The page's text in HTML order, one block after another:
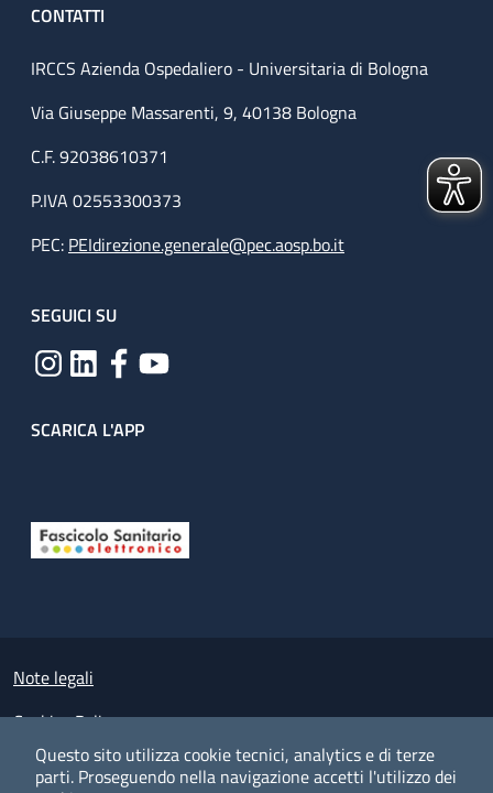
Questo sito utilizza cookie tecnici, analytics e di terze
parti. Proseguendo nella navigazione accetti l'utilizzo dei
CONTATTI
IRCCS Azienda Ospedaliero - Universitaria di Bologna
Via Giuseppe Massarenti, 9, 40138 Bologna
C.F. 92038610371
P.IVA 02553300373
PEC: PEIdirezione.generale@pec.aosp.bo.it
SEGUICI SU
SCARICA L'APP
Small prints
Note legali
Cookies Policy
Policy privacy e protezione del dato personale